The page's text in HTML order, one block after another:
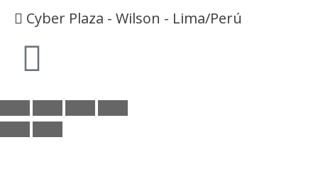
Cyber Plaza - Wilson - Lima/Perú